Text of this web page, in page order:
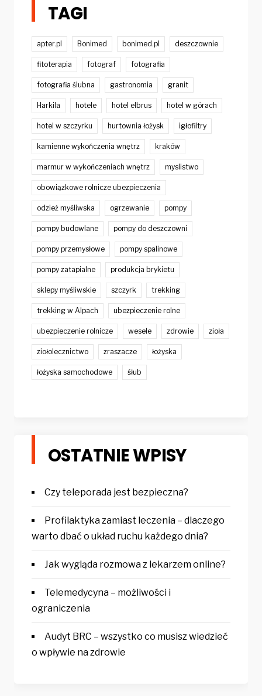
TAGI
apter.pl Bonimed bonimed.pl deszczownie
fitoterapia fotograf fotografia
fotografia ślubna gastronomia granit
Harkila hotele hotel elbrus hotel w górach
hotel w szczyrku hurtownia łożysk igłofiltry
kamienne wykończenia wnętrz kraków
marmur w wykończeniach wnętrz myslistwo
obowiązkowe rolnicze ubezpieczenia
odzież myśliwska ogrzewanie pompy
pompy budowlane pompy do deszczowni
pompy przemysłowe pompy spalinowe
pompy zatapialne produkcja brykietu
sklepy myśliwskie szczyrk trekking
trekking w Alpach ubezpieczenie rolne
ubezpieczenie rolnicze wesele zdrowie zioła
ziołolecznictwo zraszacze łożyska
łożyska samochodowe śłub
OSTATNIE WPISY
Czy teleporada jest bezpieczna?
Profilaktyka zamiast leczenia – dlaczego
warto dbać o układ ruchu każdego dnia?
Jak wygląda rozmowa z lekarzem online?
Telemedycyna – możliwości i
ograniczenia
Audyt BRC – wszystko co musisz wiedzieć
o wpływie na zdrowie